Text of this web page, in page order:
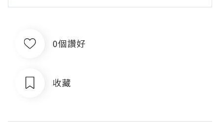
0個讚好
收藏